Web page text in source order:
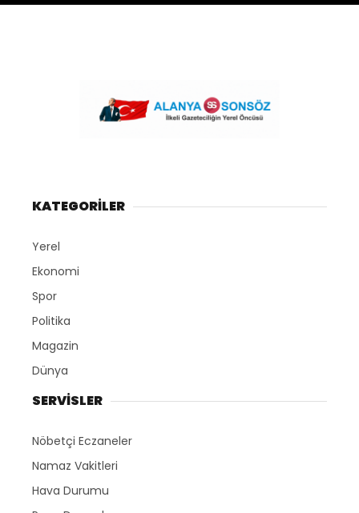
KATEGORİLER
Yerel
Ekonomi
Spor
Politika
Magazin
Dünya
SERVİSLER
Nöbetçi Eczaneler
Namaz Vakitleri
Hava Durumu